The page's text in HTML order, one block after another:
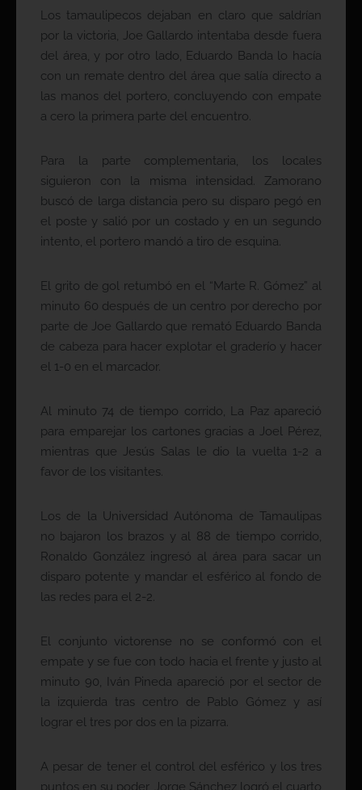
Los tamaulipecos dejaban en claro que saldrían
por la victoria, Joe Gallardo intentaba desde fuera
del área, y por otro lado, Eduardo Banda lo hacía
con un remate dentro del área que salía directo a
las manos del portero, concluyendo con empate
a cero la primera parte del encuentro.
Para la parte complementaria, los locales
siguieron con la misma intensidad. Zamorano
buscó de larga distancia pero su disparo pegó en
el poste y salió por un costado y en un segundo
intento, el portero mandó a tiro de esquina.
El grito de gol retumbó en el “Marte R. Gómez” al
minuto 60 después de un centro por derecho por
parte de Joe Gallardo que remató Eduardo Banda
de cabeza para hacer explotar el graderío y hacer
el 1-0 en el marcador.
Al minuto 74 de tiempo corrido, La Paz apareció
para emparejar los cartones gracias a Joel Pérez,
mientras que Jesús Salas le dio la vuelta 1-2 a
favor de los visitantes.
Los de la Universidad Autónoma de Tamaulipas
no bajaron los brazos y al 88 de tiempo corrido,
Ronaldo González ingresó al área para sacar un
disparo potente y mandar el esférico al fondo de
las redes para el 2-2.
El conjunto victorense no se conformó con el
empate y se fue con todo hacia el frente y justo al
minuto 90, Iván Pineda apareció por el sector de
la izquierda tras centro de Pablo Gómez y así
lograr el tres por dos en la pizarra.
A pesar de tener el control del esférico y los tres
puntos en su poder, Jorge Sánchez logró el cuarto